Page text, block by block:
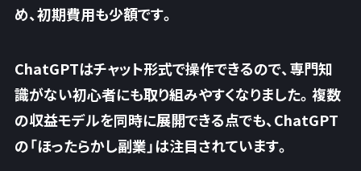
め、初期費用も少額です。
ChatGPTはチャット形式で操作できるので、専門知
識がない初心者にも取り組みやすくなりました。複数
の収益モデルを同時に展開できる点でも、ChatGPT
の「ほったらかし副業」は注目されています。